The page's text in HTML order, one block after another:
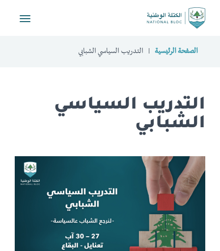
Toggle
الصفحة الرئيسية التدريب السياسي الشبابي
التدريب السياسي
الشبابي